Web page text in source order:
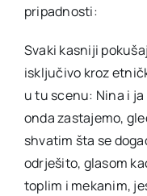
pripadnosti:
Svaki kasniji
isključivo kroz
u tu scenu: Nina i
onda zastajemo,
shvatim šta se
odrješito, glasom
toplim i mekanim,